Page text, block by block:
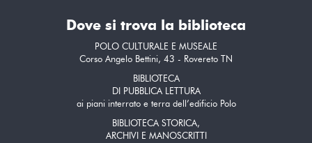
Dove si trova la biblioteca
POLO CULTURALE E MUSEALE
Corso Angelo Bettini, 43 - Rovereto TN
BIBLIOTECA
DI PUBBLICA LETTURA
ai piani interrato e terra dell’edificio Polo
BIBLIOTECA STORICA,
ARCHIVI E MANOSCRITTI